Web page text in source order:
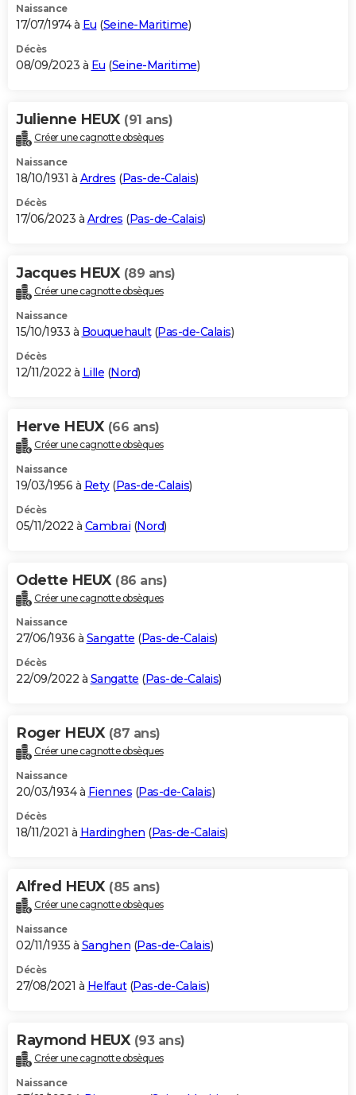
Naissance
17/07/1974 à Eu (Seine-Maritime)
Décès
08/09/2023 à Eu (Seine-Maritime)
Julienne HEUX (91 ans)
Créer une cagnotte obsèques
Naissance
18/10/1931 à Ardres (Pas-de-Calais)
Décès
17/06/2023 à Ardres (Pas-de-Calais)
Jacques HEUX (89 ans)
Créer une cagnotte obsèques
Naissance
15/10/1933 à Bouquehault(Pas-de-Calais)
Décès
12/11/2022 à Lille (Nord)
Herve HEUX (66 ans)
Créer une cagnotte obsèques
Naissance
19/03/1956 à Rety(Pas-de-Calais)
Décès
05/11/2022 à Cambrai (Nord)
Odette HEUX (86 ans)
Créer une cagnotte obsèques
Naissance
27/06/1936 à Sangatte (Pas-de-Calais)
Décès
22/09/2022 à Sangatte (Pas-de-Calais)
Roger HEUX (87 ans)
Créer une cagnotte obsèques
Naissance
20/03/1934 à Fiennes (Pas-de-Calais)
Décès
18/11/2021 à Hardinghen (Pas-de-Calais)
Alfred HEUX (85 ans)
Créer une cagnotte obsèques
Naissance
02/11/1935 à Sanghen (Pas-de-Calais)
Décès
27/08/2021 à Helfaut(Pas-de-Calais)
Raymond HEUX (93 ans)
Créer une cagnotte obsèques
Naissance